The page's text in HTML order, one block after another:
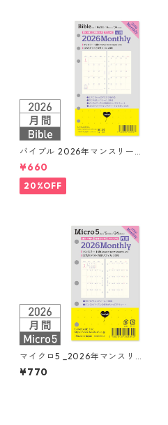
バイブル 2026年マンスリー
月間ブロック+LOVEドット罫
システム手帳リフィル
¥660
20%OFF
マイクロ5 _2026年マンスリ
ー 月間ブロック+LOVEドット
罫 システム手帳リフィル
¥770